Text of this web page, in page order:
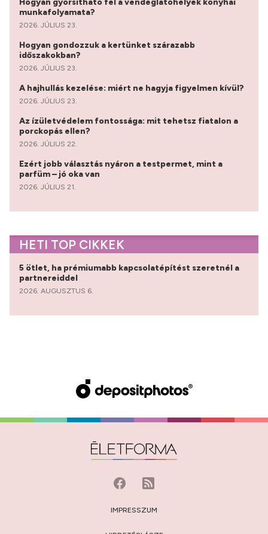
munkafolyamata?
2026. JÚLIUS 23.
Hogyan gondozzuk a kertünket szárazabb
időszakokban?
2026. JÚLIUS 23.
A hajhullás kezelése: miért ne hagyja figyelmen kívül?
2026. JÚLIUS 23.
Az ízületvédelem fontossága: mit tehetsz fiatalon a
porckopás ellen?
2026. JÚLIUS 22.
Ezért jobb választás nyáron a testpermet, mint a
parfüm – jó oka van
2026. JÚLIUS 21.
HETI TOP CIKKEK
5 ötlet, ha prémiumabb kapcsolatépítést szeretnél a
partnereiddel
2026. AUGUSZTUS 6.
IMPRESSZUM